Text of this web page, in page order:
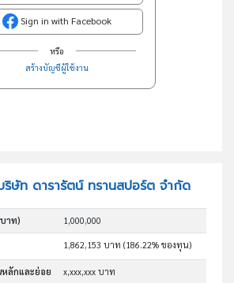
Sign in with Facebook
หรือ
สร้างบัญชีผู้ใช้งาน
ษัท ดารารัตน์ ทรานสปอร์ต จำกัด
าท) 1,000,000
1,862,153 บาท (186.22% ของทุน)
ลักและย่อย x,xxx,xxx บาท